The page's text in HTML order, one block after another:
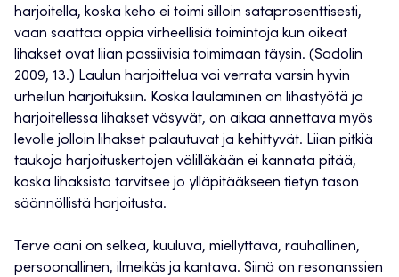
harjoitella, koska keho ei toimi silloin sataprosenttisesti,
vaan saattaa oppia virheellisiä toimintoja kun oikeat
lihakset ovat liian passiivisia toimimaan täysin. (Sadolin
2009, 13.) Laulun harjoittelua voi verrata varsin hyvin
urheilun harjoituksiin. Koska laulaminen on lihastyötä ja
harjoitellessa lihakset väsyvät, on aikaa annettava myös
levolle jolloin lihakset palautuvat ja kehittyvät. Liian pitkiä
taukoja harjoituskertojen välilläkään ei kannata pitää,
koska lihaksisto tarvitsee jo ylläpitääkseen tietyn tason
säännöllistä harjoitusta.
Terve ääni on selkeä, kuuluva, miellyttävä, rauhallinen,
persoonallinen, ilmeikäs ja kantava. Siinä on resonanssien